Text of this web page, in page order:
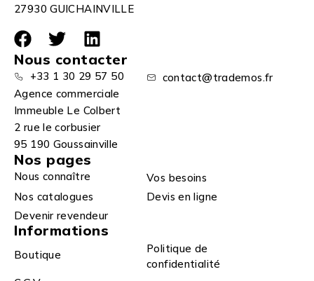
27930 GUICHAINVILLE
Nous contacter
+33 1 30 29 57 50
contact@trademos.fr
Agence commerciale
Immeuble Le Colbert
2 rue le corbusier
95 190 Goussainville
Nos pages
Nous connaître
Vos besoins
Nos catalogues
Devis en ligne
Devenir revendeur
Informations
Boutique
Politique de
confidentialité